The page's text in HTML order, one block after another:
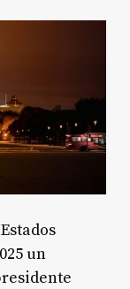
un